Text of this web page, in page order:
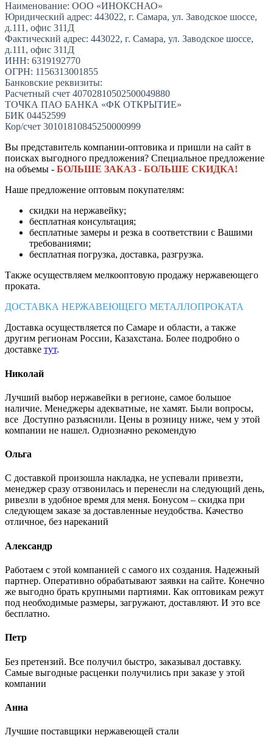
Наименование: ООО «ИНОКСНАО»
Юридический адрес: 443022, г. Самара, ул. Заводское шоссе,
д.111, офис 311Д
Фактический адрес: 443022, г. Самара, ул. Заводское шоссе,
д.111, офис 311Д
ИНН: 6319192770
ОГРН: 1156313001855
Банковские реквизиты:
Расчетный счет 40702810502500049880
ТОЧКА ПАО БАНКА «ФК ОТКРЫТИЕ»
БИК 04452599
Кор/счет 30101810845250000999
Вы представитель компании-оптовика и пришли на сайт в
поисках выгодного предложения? Специальное предложение
на объемы - БОЛЬШЕ ЗАКАЗ - БОЛЬШЕ СКИДКА!
Наше предложение оптовым покупателям:
скидки на нержавейку;
бесплатная консультация;
бесплатные замеры и резка в соответствии с Вашими
требованиями;
бесплатная погрузка, доставка, разгрузка.
Также осуществляем мелкооптовую продажу нержавеющего
проката.
ДОСТАВКА НЕРЖАВЕЮЩЕГО МЕТАЛЛОПРОКАТА
Доставка осуществляется по Самаре и области, а также
другим регионам России, Казахстана. Более подробно о
доставке тут.
Николай
Лучший выбор нержавейки в регионе, самое большое
наличие. Менеджеры адекватные, не хамят. Были вопросы,
все Доступно разъяснили. Цены в розницу ниже, чем у этой
компании не нашел. Однозначно рекомендую
Ольга
С доставкой произошла накладка, не успевали привезти,
менеджер сразу отзвонилась и перенесли на следующий день,
ривезли в удобное время для меня. Бонусом – скидка при
следующем заказе за доставленные неудобства. Качество
отличное, без нареканий
Александр
Работаем с этой компанией с самого их создания. Надежный
партнер. Оперативно обрабатывают заявки на сайте. Конечно
же выгодно брать крупными партиями. Как оптовикам режут
под необходимые размеры, загружают, доставляют. И это все
бесплатно.
Петр
Без претензий. Все получил быстро, заказывал доставку.
Самые выгодные расценки получились при заказе у этой
компании
Анна
Лучшие поставщики нержавеющей стали